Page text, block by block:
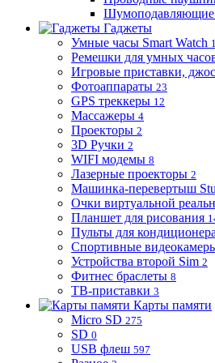
Гаджеты
Умные часы Smart Watch
Ремешки для умных
Игровые приставки,
Фотоаппараты 23
GPS треккеры 12
Массажеры 4
Проекторы 2
3D Ручки 2
WIFI модемы 8
Лазерные проекторы 2
Машинка-перевертыш
Очки виртуальной
Планшет для рисования
Пульты для кондиционера
Спортивные
Устройства второй Sim 2
Фитнес браслеты 8
ТВ-приставки 3
Карты памяти
Micro SD 275
SD 0
USB флеш 597